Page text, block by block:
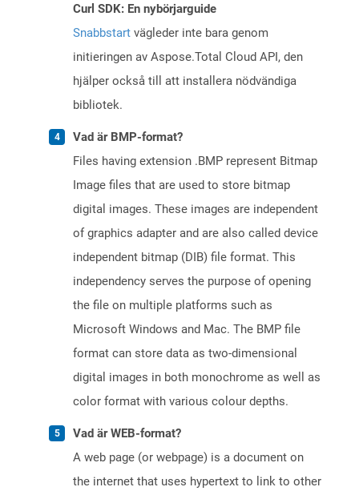
Curl SDK: En nybörjarguide
Snabbstart vägleder inte bara genom
initieringen av Aspose.Total Cloud API, den
hjälper också till att installera nödvändiga
bibliotek.
Vad är BMP-format?
Files having extension .BMP represent Bitmap
Image files that are used to store bitmap
digital images. These images are independent
of graphics adapter and are also called device
independent bitmap (DIB) file format. This
independency serves the purpose of opening
the file on multiple platforms such as
Microsoft Windows and Mac. The BMP file
format can store data as two-dimensional
digital images in both monochrome as well as
color format with various colour depths.
Vad är WEB-format?
A web page (or webpage) is a document on
the internet that uses hypertext to link to other